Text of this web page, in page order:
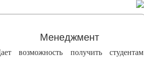
Менеджмент
возможность получить студентам